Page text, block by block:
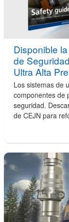
Disponible
de
Ultra Alta
Los sistemas de
componentes de
seguridad.
de CEJN para